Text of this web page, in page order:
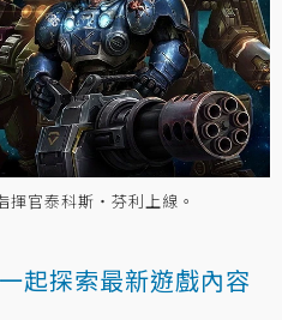
揮官泰科斯‧芬利上線。
起探索最新遊戲內容